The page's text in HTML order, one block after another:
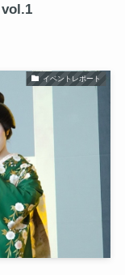
vol.1
イベントレポート